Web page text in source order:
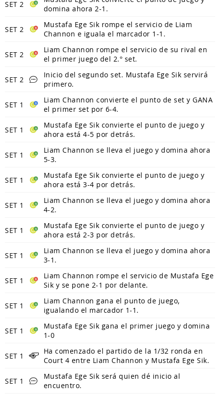
SET 2
domina ahora 2-1.
SET 2
Mustafa Ege Sik rompe el servicio de Liam
Channon e iguala el marcador 1-1.
SET 2
Liam Channon rompe el servicio de su rival en
el primer juego del 2.º set.
SET 2
Inicio del segundo set. Mustafa Ege Sik servirá
primero.
SET 1
Liam Channon convierte el punto de set y GANA
el primer set por 6-4.
SET 1
Mustafa Ege Sik convierte el punto de juego y
ahora está 4-5 por detrás.
SET 1
Liam Channon se lleva el juego y domina ahora
5-3.
SET 1
Mustafa Ege Sik convierte el punto de juego y
ahora está 3-4 por detrás.
SET 1
Liam Channon se lleva el juego y domina ahora
4-2.
SET 1
Mustafa Ege Sik convierte el punto de juego y
ahora está 2-3 por detrás.
SET 1
Liam Channon se lleva el juego y domina ahora
3-1.
SET 1
Liam Channon rompe el servicio de Mustafa Ege
Sik y se pone 2-1 por delante.
SET 1
Liam Channon gana el punto de juego,
igualando el marcador 1-1.
SET 1
Mustafa Ege Sik gana el primer juego y domina
1-0
SET 1
Ha comenzado el partido de la 1/32 ronda en
Court 4 entre Liam Channon y Mustafa Ege Sik.
SET 1
Mustafa Ege Sik será quien dé inicio al
encuentro.